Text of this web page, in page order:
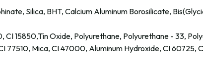
Silica, BHT, Calcium Aluminum Borosilicate,
CI 15850,Tin Oxide, Polyurethane, Polyurethane - 33,
77510, Mica, CI 47000, Aluminum Hydroxide, CI 60725,